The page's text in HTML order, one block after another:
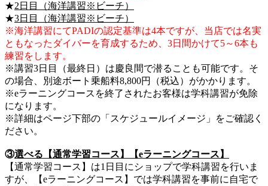
★2日目（海洋講習※ビーチ）
★3日目（海洋講習※ビーチ）
※海洋講習にてPADIの認定基準は4本ですが、当店では名実
ともなったダイバーを育成するため、3日間かけて5～6本も
練習をします。
※講習3日目（最終日）は慶良間で潜ることも可能です。そ
の場合、別途ボート乗船料8,800円（税込）がかかります。
※eラーニングコースを終了されたお客様は学科講習が免除
になります。
※詳細はページ下部の「スケジュールイメージ」をご確認く
ださい。
③選べる【通常学習コース】【eラーニングコース】
【通常学習コース】は1日目にショップで学科講習を行いま
すが、【eラーニングコース】では学科講習を事前に自宅で